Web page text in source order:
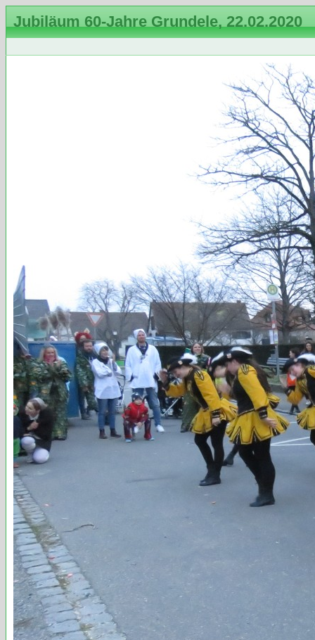
Jubiläum 60-Jahre Grundele, 22.02.2020